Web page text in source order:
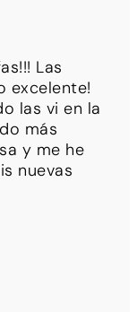
Las
excelente!
las vi en la
más
y me he
nuevas